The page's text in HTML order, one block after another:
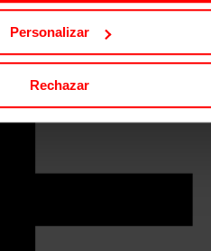
Personalizar
Rechazar